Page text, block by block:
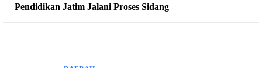
Pendidikan Jatim Jalani Proses Sidang